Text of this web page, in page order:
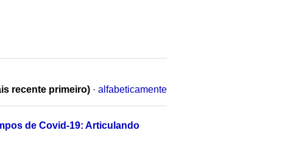
recente primeiro) · alfabeticamente
de Covid-19: Articulando